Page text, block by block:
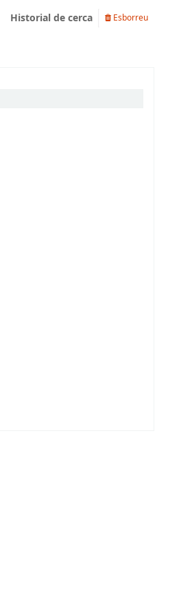
Historial de cerca Esborreu